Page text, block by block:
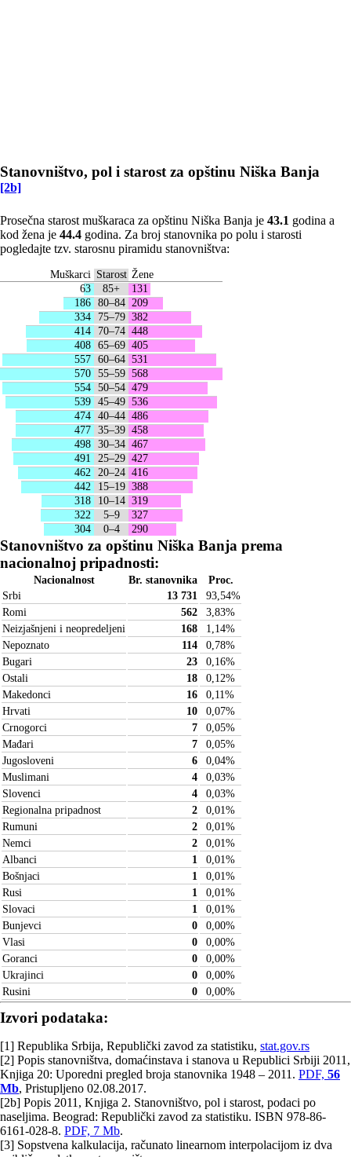
Stanovništvo, pol i starost za opštinu Niška Banja
[2b]
Prosečna starost muškaraca za opštinu Niška Banja je 43.1 godina a
kod žena je 44.4 godina. Za broj stanovnika po polu i starosti
pogledajte tzv. starosnu piramidu stanovništva:
Muškarci Starost Žene
63
85+
131
186 80–84
209
334
75–79 382
414
70–74 448
408 65–69 405
557 60–64 531
570 55–59 568
554 50–54 479
539 45–49 536
474 40–44 486
477 35–39 458
498 30–34 467
491
25–29 427
462
20–24 416
442
15–19 388
318
10–14 319
322
5–9
327
304
0–4 290
Stanovništvo za opštinu Niška Banja prema
nacionalnoj pripadnosti:
Nacionalnost Br. stanovnika
Proc.
Srbi
13 731 93,54%
Romi
562 3,83%
Neizjašnjeni i neopredeljeni
168 1,14%
Nepoznato
114 0,78%
Bugari
23 0,16%
Ostali
18 0,12%
Makedonci
16 0,11 %
Hrvati
10 0,07%
Crnogorci
7 0,05%
Mađari
7 0,05%
Jugosloveni
6 0,04%
Muslimani
4 0,03%
Slovenci
4 0,03%
Regionalna pripadnost
2 0,01 %
Rumuni
2 0,01 %
Nemci
2 0,01 %
Albanci
1 0,01 %
Bošnjaci
1 0,01 %
Rusi
1 0,01 %
Slovaci
1 0,01 %
Bunjevci
0 0,00%
Vlasi
0 0,00%
Goranci
0 0,00%
Ukrajinci
0 0,00%
Rusini
0 0,00%
Izvori podataka:
[1] Republika Srbija, Republički zavod za statistiku, stat.gov.rs
[2] Popis stanovništva, domaćinstava i stanova u Republici Srbiji 2011,
Knjiga 20: Uporedni pregled broja stanovnika 1948 – 2011. PDF, 56
Mb, Pristupljeno 02.08.2017.
[2b] Popis 2011, Knjiga 2. Stanovništvo, pol i starost, podaci po
naseljima. Beograd: Republički zavod za statistiku. ISBN 978-86-
6161-028-8. PDF, 7 Mb.
[3] Sopstvena kalkulacija, računato linearnom interpolacijom iz dva